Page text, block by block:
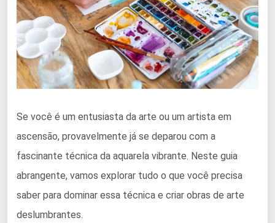
Se você é um entusiasta da arte ou um artista em
ascensão, provavelmente já se deparou com a
fascinante técnica da aquarela vibrante. Neste guia
abrangente, vamos explorar tudo o que você precisa
saber para dominar essa técnica e criar obras de arte
deslumbrantes.